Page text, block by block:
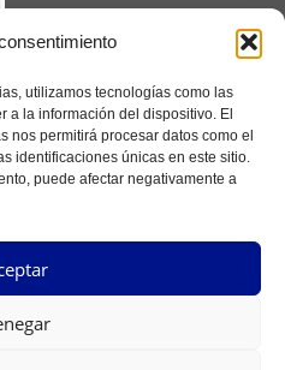
utilizamos tecnologías como las
a la información del dispositivo. El
nos permitirá procesar datos como el
identificaciones únicas en este sitio.
puede afectar negativamente a